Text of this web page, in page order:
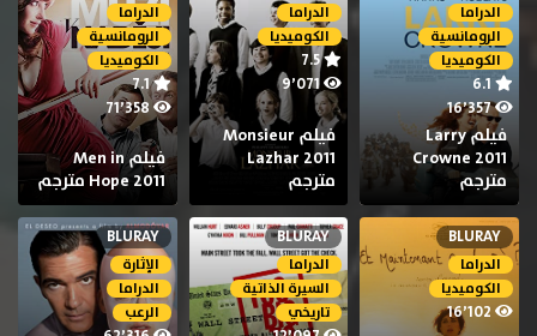
الدراما
الرومانسية
الكوميديا
16٬357
فيلم Larry
Crowne 2011
مترجم
الدراما
الكوميديا
7.5
9٬071
فيلم Monsieur
Lazhar 2011
مترجم
الدراما
الرومانسية
الكوميديا
7.1
فيلم Men in
Hope 2011 مترجم
BLURAY
الدراما
الكوميديا
BLURAY
الدراما
السيرة الذاتية
تاريخي
BLURAY
الإثارة
الدراما
الرعب